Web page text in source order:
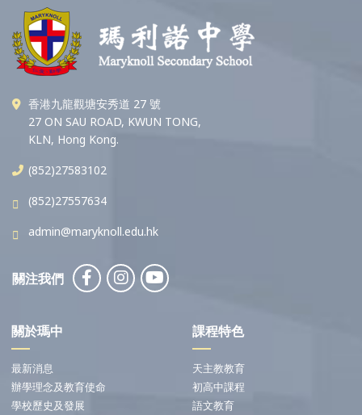
香港九龍觀塘安秀道 27 號
27 ON SAU ROAD, KWUN TONG,
KLN, Hong Kong.
(852)27583102
(852)27557634
admin@maryknoll.edu.hk
關注我們
關於瑪中
最新消息
辦學理念及教育使命
學校歷史及發展
課程特色
天主教教育
初高中課程
語文教育